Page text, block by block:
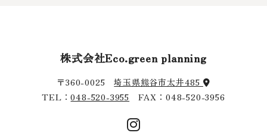
株式会社Eco.green planning
〒360-0025埼玉県熊谷市太井485
TEL：048-520-3955 FAX：048-520-3956